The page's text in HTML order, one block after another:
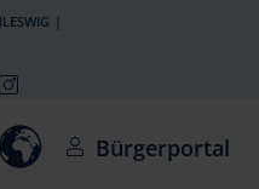
Einwilligung zur Aktivierung
Bürgerportal